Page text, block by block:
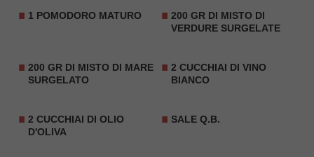
1 POMODORO MATURO
200 GR DI MISTO DI
VERDURE SURGELATE
200 GR DI MISTO DI MARE
SURGELATO
2 CUCCHIAI DI VINO
BIANCO
2 CUCCHIAI DI OLIO
D'OLIVA
SALE Q.B.